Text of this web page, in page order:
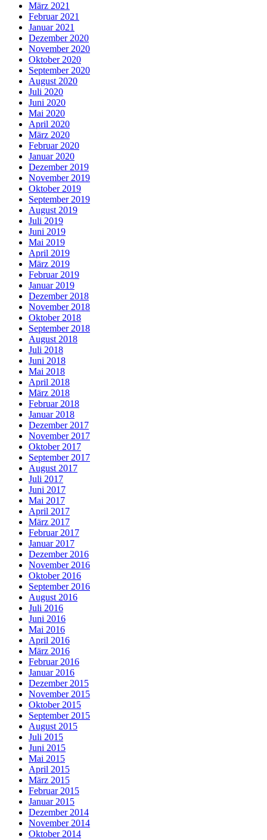
März 2021
Februar 2021
Januar 2021
Dezember 2020
November 2020
Oktober 2020
September 2020
August 2020
Juli 2020
Juni 2020
Mai 2020
April 2020
März 2020
Februar 2020
Januar 2020
Dezember 2019
November 2019
Oktober 2019
September 2019
August 2019
Juli 2019
Juni 2019
Mai 2019
April 2019
März 2019
Februar 2019
Januar 2019
Dezember 2018
November 2018
Oktober 2018
September 2018
August 2018
Juli 2018
Juni 2018
Mai 2018
April 2018
März 2018
Februar 2018
Januar 2018
Dezember 2017
November 2017
Oktober 2017
September 2017
August 2017
Juli 2017
Juni 2017
Mai 2017
April 2017
März 2017
Februar 2017
Januar 2017
Dezember 2016
November 2016
Oktober 2016
September 2016
August 2016
Juli 2016
Juni 2016
Mai 2016
April 2016
März 2016
Februar 2016
Januar 2016
Dezember 2015
November 2015
Oktober 2015
September 2015
August 2015
Juli 2015
Juni 2015
Mai 2015
April 2015
März 2015
Februar 2015
Januar 2015
Dezember 2014
November 2014
Oktober 2014